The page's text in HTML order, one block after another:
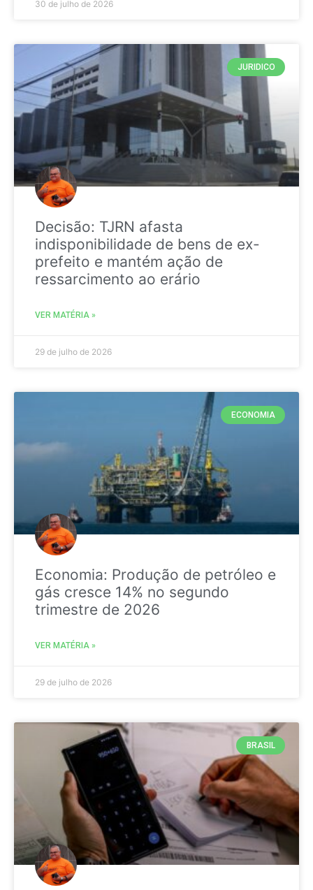
30 de julho de 2026
JURIDICO
Decisão: TJRN afasta
indisponibilidade de bens de ex-
prefeito e mantém ação de
ressarcimento ao erário
VER MATÉRIA »
29 de julho de 2026
ECONOMIA
Economia: Produção de petróleo e
gás cresce 14% no segundo
trimestre de 2026
VER MATÉRIA »
29 de julho de 2026
BRASIL